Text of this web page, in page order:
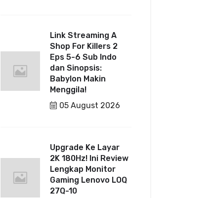
Link Streaming A
Shop For Killers 2
Eps 5-6 Sub Indo
dan Sinopsis:
Babylon Makin
Menggila!
05 August 2026
Upgrade Ke Layar
2K 180Hz! Ini Review
Lengkap Monitor
Gaming Lenovo LOQ
27Q-10